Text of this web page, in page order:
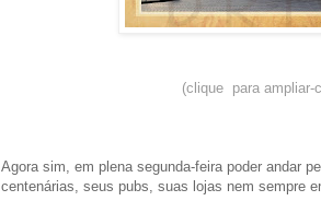
(clique para
Agora sim, em plena segunda-feira poder andar
centenárias, seus pubs, suas lojas nem sempre